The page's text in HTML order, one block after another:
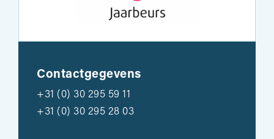
Contactgegevens
+31 (0) 30 295 59 11
+31 (0) 30 295 28 03